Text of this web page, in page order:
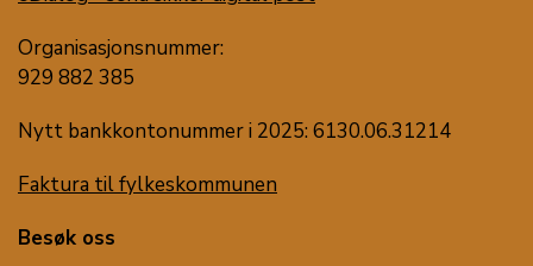
Organisasjonsnummer:
929 882 385
Nytt bankkontonummer i 2025: 6130.06.31214
Faktura til fylkeskommunen
Besøk oss